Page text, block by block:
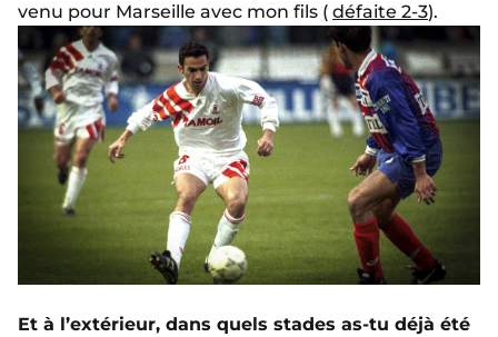
venu pour Marseille avec mon fils ( défaite 2-3).
Et à l’extérieur, dans quels stades as-tu déjà été